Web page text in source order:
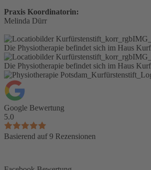
Praxis Koordinatorin:
Melinda Dürr
Die Physiotherapie befindet sich im Haus
Die Physiotherapie befindet sich im Haus
Google Bewertung
5.0
Basierend auf 9 Rezensionen